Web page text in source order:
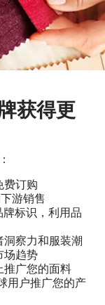
获得更
费订购
游销售
牌标识，利用品
察力和服装潮
场趋势
推广您的面料
用户推广您的产